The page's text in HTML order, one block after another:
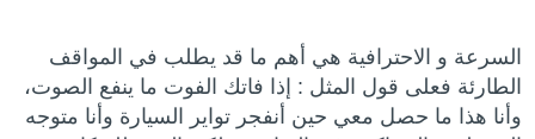
السرعة و الاحترافية هي أهم ما قد يطلب في المواقف
الطارئة فعلى قول المثل : إذا فاتك الفوت ما ينفع الصوت،
وأنا هذا ما حصل معي حين أنفجر تواير السيارة وأنا متوجه